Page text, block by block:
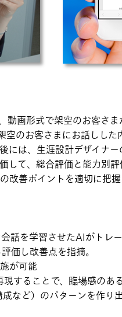
動画形式で架空のお客さ
空のお客さまにお話しし
には、生涯設計デザイナ
して、総合評価と能力別
改善ポイントを適切に把
話を学習させたAIがトレ
価し改善点を指摘。
が可能
することで、臨場感のあ
など）のパターンを作り